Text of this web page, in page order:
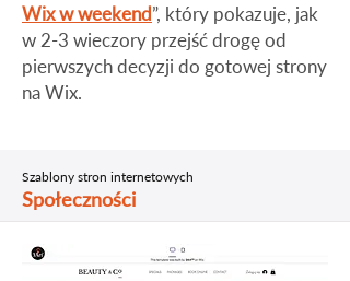
Wix w weekend”, który pokazuje, jak
w 2-3 wieczory przejść drogę od
pierwszych decyzji do gotowej strony
na Wix.
Szablony stron internetowych
Społeczności